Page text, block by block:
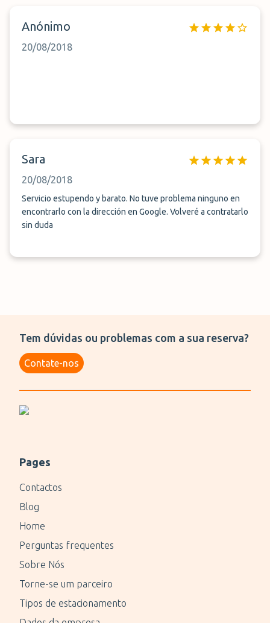
Anónimo
20/08/2018
Sara
20/08/2018
Servicio estupendo y barato. No tuve problema ninguno en
encontrarlo con la dirección en Google. Volveré a contratarlo
sin duda
Tem dúvidas ou problemas com a sua reserva?
Contate-nos
Pages
Contactos
Blog
Home
Perguntas frequentes
Sobre Nós
Torne-se um parceiro
Tipos de estacionamento